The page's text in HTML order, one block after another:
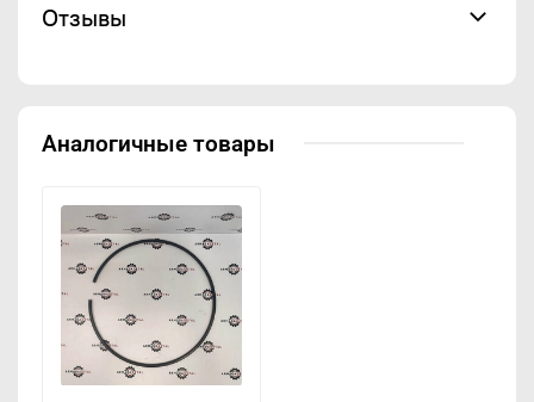
Отзывы
Аналогичные товары